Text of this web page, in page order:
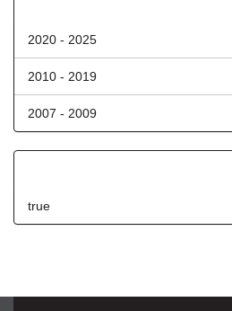
2020 - 2025
2010 - 2019
2007 - 2009
true